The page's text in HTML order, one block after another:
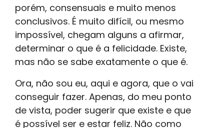
porém, consensuais e muito menos
conclusivos. É muito difícil, ou mesmo
impossível, chegam alguns a afirmar,
determinar o que é a felicidade. Existe,
mas não se sabe exatamente o que é.
Ora, não sou eu, aqui e agora, que o vai
conseguir fazer. Apenas, do meu ponto
de vista, poder sugerir que existe e que
é possível ser e estar feliz. Não como